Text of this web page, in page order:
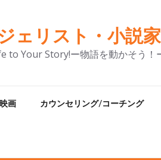
ェリスト・小説
to Your Story!ー物語を動かそう！
画 カウンセリング/コーチング